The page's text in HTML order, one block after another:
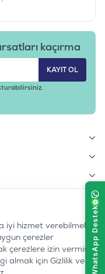
kaçırma
KAYIT OL
iyi hizmet verebilmek
çerezler
çerezlere izin vermiş
almak için Gizlilik ve